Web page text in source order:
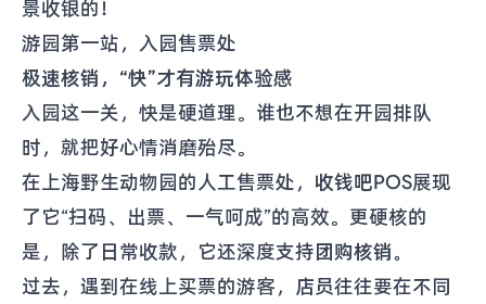
景收银的！
游园第一站，入园售票处
极速核销，“快”才有游玩体验感
入园这一关，快是硬道理。谁也不想在开园排队
时，就把好心情消磨殆尽。
在上海野生动物园的人工售票处， 收钱吧POS展现
了它“扫码、出票、一气呵成”的高效。更硬核的
是，除了日常收款，它还深度支持团购核销。
过去，遇到在线上买票的游客，店员往往要在不同